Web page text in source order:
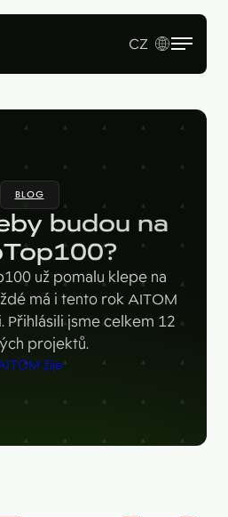
studie
a online aplikací
marketing
& SEO Booster
portál
web
Pro koho
firmy
značky
Startupy
Hotjar
Ahrefs
Looker Studio
práce
O nás
Blog
EN
CZ
BLOG
budou na
už pomalu klepe na
má i tento rok AITOM
Přihlásili jsme celkem 12
projektů.
žije